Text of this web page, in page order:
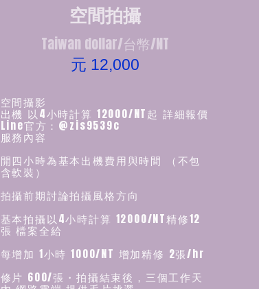
空間拍攝
Taiwan dollar/台幣/NT
元 12,000
空間攝影
出機 以4小時計算 12000/NT起 詳細報價
Line官方：@zis9539c
服務內容
開四小時為基本出機費用與時間 （不包
含軟裝）
拍攝前期討論拍攝風格方向
基本拍攝以4小時計算 12000/NT精修12
張 檔案全給
每增加 1小時 1000/NT 增加精修 2張/hr
修片 600/張・拍攝結束後，三個工作天